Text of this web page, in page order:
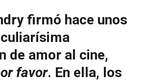
firmó hace unos
de amor al cine,
favor. En ella, los